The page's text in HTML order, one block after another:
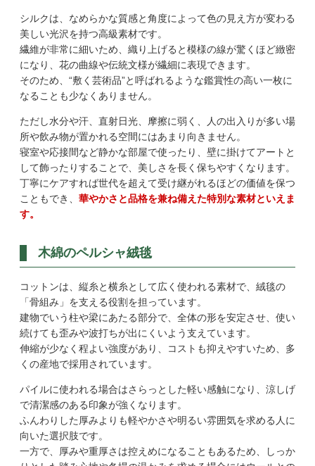
シルクは、なめらかな質感と角度によって色の見え方が変わる
美しい光沢を持つ高級素材です。
繊維が非常に細いため、織り上げると模様の線が驚くほど緻密
になり、花の曲線や伝統文様が繊細に表現できます。
そのため、“敷く芸術品”と呼ばれるような鑑賞性の高い一枚に
なることも少なくありません。
ただし水分や汗、直射日光、摩擦に弱く、人の出入りが多い場
所や飲み物が置かれる空間にはあまり向きません。
寝室や応接間など静かな部屋で使ったり、壁に掛けてアートと
して飾ったりすることで、美しさを長く保ちやすくなります。
丁寧にケアすれば世代を超えて受け継がれるほどの価値を保つ
こともでき、 華やかさと品格を兼ね備えた特別な素材といえま
す。
木綿のペルシャ絨毯
コットンは、縦糸と横糸として広く使われる素材で、絨毯の
「骨組み」を支える役割を担っています。
建物でいう柱や梁にあたる部分で、全体の形を安定させ、使い
続けても歪みや波打ちが出にくいよう支えています。
伸縮が少なく程よい強度があり、コストも抑えやすいため、多
くの産地で採用されています。
パイルに使われる場合はさらっとした軽い感触になり、涼しげ
で清潔感のある印象が強くなります。
ふんわりした厚みよりも軽やかさや明るい雰囲気を求める人に
向いた選択肢です。
一方で、厚みや重厚さは控えめになることもあるため、しっか